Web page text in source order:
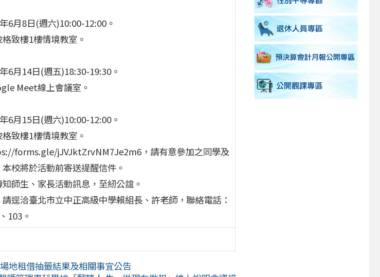
6月8日(週六)10:00-12:00。
致樓1樓情境教室。
6月14日(週五)18:30-19:30。
Meet線上會議室。
6月15日(週六)10:00-12:00。
致樓1樓情境教室。
forms.gle/jJVJktZrvNM7Je2m6，請有意參加之同學及
校將於活動前寄送提醒信件。
師生、家長活動訊息，至紉公誼。
逕洽臺北市立中正高級中學賴組長、許老師，聯絡電話：
103。
地租借抽籤結果及相關事宜公告